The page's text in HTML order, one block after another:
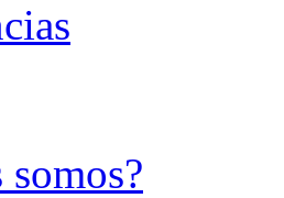
somos?